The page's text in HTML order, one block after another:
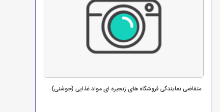
متقاضی نمایندگی فروشگاه های زنجیره ای مواد غذایی (جوشنی)